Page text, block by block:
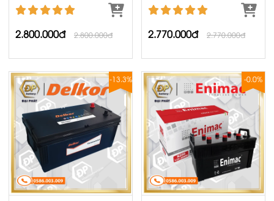
2.800.000đ 2.800.000đ 2.770.000đ 2.770.000đ
-13.3% -0.0%